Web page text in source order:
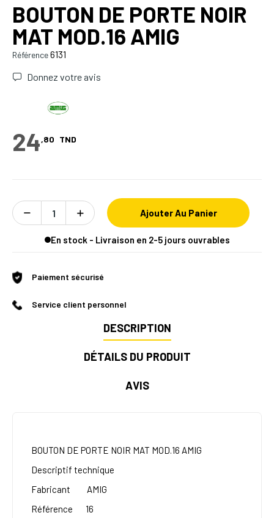
BOUTON DE PORTE NOIR
MAT MOD.16 AMIG
Référence6131
Donnez votre avis
24,80 TND
Ajouter Au Panier
En stock - Livraison en 2-5 jours ouvrables
Paiement sécurisé
Service client personnel
DESCRIPTION
DÉTAILS DU PRODUIT
AVIS
BOUTON DE PORTE NOIR MAT MOD.16 AMIG
Descriptif technique
Fabricant
AMIG
Référence
16